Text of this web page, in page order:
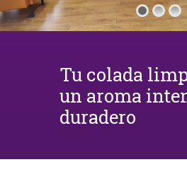
Tu colada
un aroma
duradero